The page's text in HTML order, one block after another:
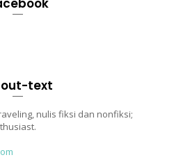
text
nulis fiksi dan nonfiksi;